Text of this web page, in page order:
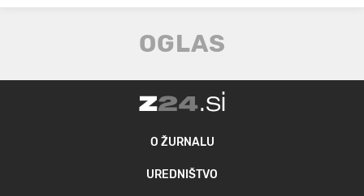
O ŽURNALU
UREDNIŠTVO